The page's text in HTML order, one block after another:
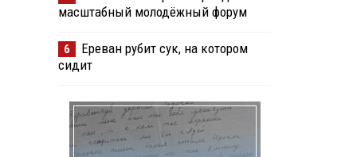
масштабный молодёжный форум
6
Ереван рубит сук, на котором
сидит